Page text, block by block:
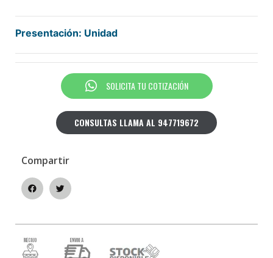
Presentación: Unidad
SOLICITA TU COTIZACIÓN
CONSULTAS LLAMA AL 947719672
Compartir